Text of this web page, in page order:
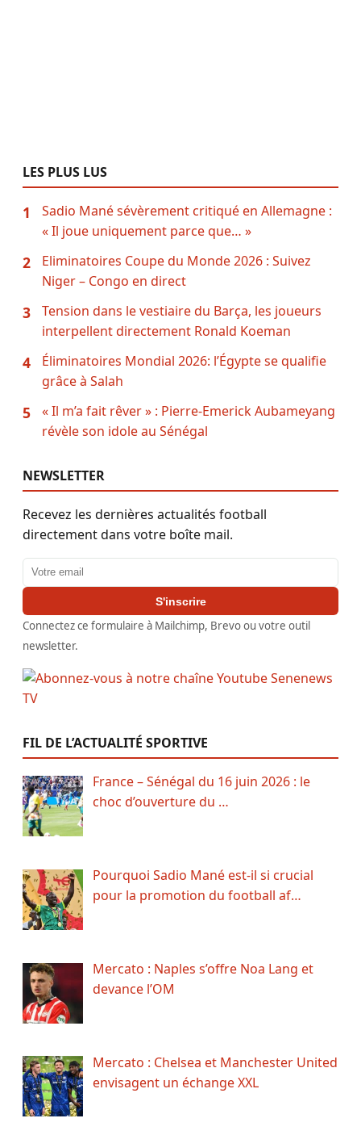
LES PLUS LUS
1
Sadio Mané sévèrement critiqué en Allemagne :
« Il joue uniquement parce que… »
2
Eliminatoires Coupe du Monde 2026 : Suivez
Niger – Congo en direct
3
Tension dans le vestiaire du Barça, les joueurs
interpellent directement Ronald Koeman
4
Éliminatoires Mondial 2026: l’Égypte se qualifie
grâce à Salah
5
« Il m’a fait rêver » : Pierre-Emerick Aubameyang
révèle son idole au Sénégal
NEWSLETTER
Recevez les dernières actualités football
directement dans votre boîte mail.
Adresse email
S'inscrire
Connectez ce formulaire à Mailchimp, Brevo ou votre outil
newsletter.
FIL DE L’ACTUALITÉ SPORTIVE
France – Sénégal du 16 juin 2026 : le
choc d’ouverture du …
Pourquoi Sadio Mané est-il si crucial
pour la promotion du football af…
Mercato : Naples s’offre Noa Lang et
devance l’OM
Mercato : Chelsea et Manchester United
envisagent un échange XXL